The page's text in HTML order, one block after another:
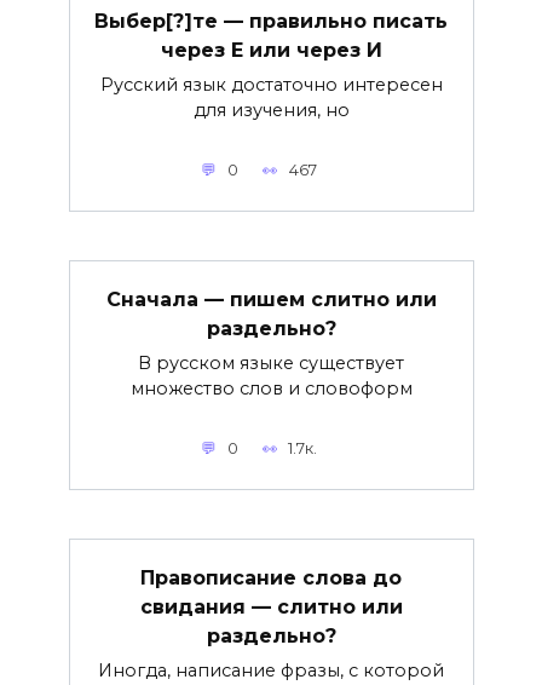
Выбер[?]те — правильно писать
через Е или через И
Русский язык достаточно интересен
для изучения, но
0 467
Сначала — пишем слитно или
раздельно?
В русском языке существует
множество слов и словоформ
0 1.7к.
Правописание слова до
свидания — слитно или
раздельно?
Иногда, написание фразы, с которой